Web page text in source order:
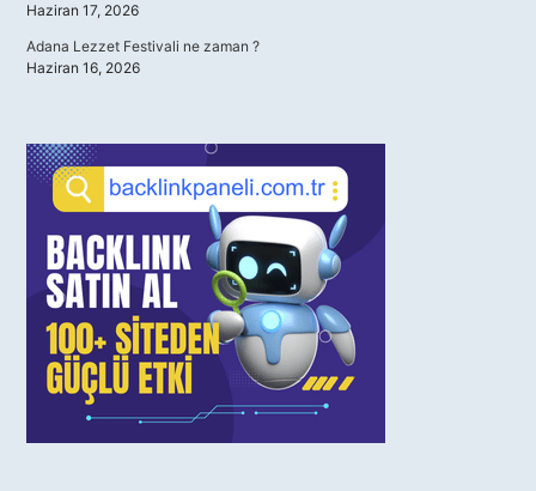
Haziran 17, 2026
Adana Lezzet Festivali ne zaman ?
Haziran 16, 2026